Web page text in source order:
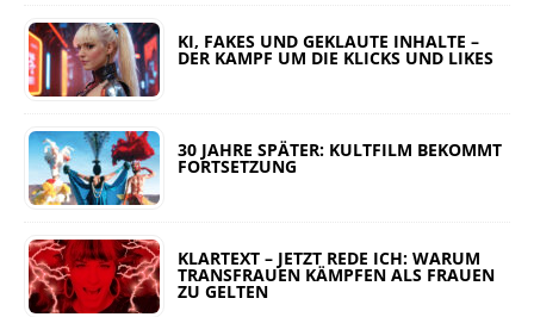
KI, FAKES UND GEKLAUTE INHALTE –
DER KAMPF UM DIE KLICKS UND LIKES
30 JAHRE SPÄTER: KULTFILM BEKOMMT
FORTSETZUNG
KLARTEXT – JETZT REDE ICH: WARUM
TRANSFRAUEN KÄMPFEN ALS FRAUEN
ZU GELTEN